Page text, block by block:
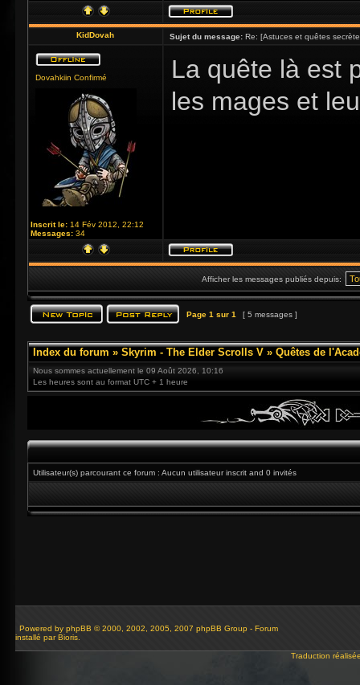
KidDovah Sujet du message: Re: [Astuces et quêtes
Dovahkiin Confirmé
Inscrit le: 14 Fév 2012, 22:12
Messages: 34
La quête là est
les mages et
Afficher les messages publiés depuis:
Page 1 sur 1 [ 5 messages ]
Index du forum » Skyrim - The Elder Scrolls V » Quêtes de
Nous sommes actuellement le 09 Août 2026, 10:16
Les heures sont au format UTC + 1 heure
Utilisateur(s) parcourant ce forum : Aucun utilisateur inscrit and 0 invités
Powered by phpBB © 2000, 2002, 2005, 2007 phpBB Group - Forum
installé par Bioris.
Traduction